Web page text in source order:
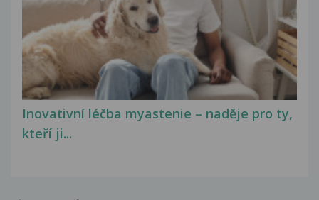
Inovativní léčba myastenie – naděje pro ty,
kteří ji...